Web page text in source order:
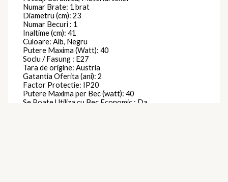
Numar Brate: 1 brat
Diametru (cm): 23
Numar Becuri : 1
Inaltime (cm): 41
Culoare: Alb, Negru
Putere Maxima (Watt): 40
Soclu / Fasung : E27
Tara de origine: Austria
Gatantia Oferita (ani): 2
Factor Protectie: IP20
Putere Maxima per Bec (watt): 40
Se Poate Utiliza cu Bec Economic : Da